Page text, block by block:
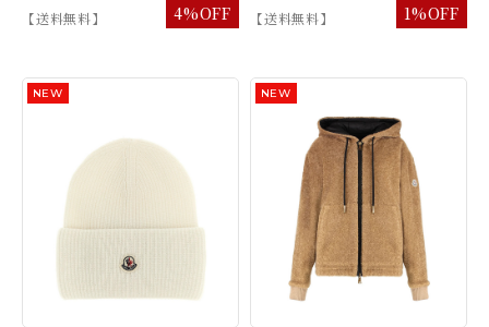
【送料無料】 4%OFF 【送料無料】 1%OFF